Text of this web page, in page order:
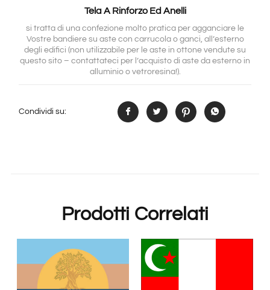
Tela A Rinforzo Ed Anelli
si tratta di una confezione molto pratica per agganciare le
Vostre bandiere su aste con carrucola o ganci, all’esterno
degli edifici (non utilizzabile per le aste in ottone vendute su
questo sito – contattateci per l’acquisto di aste da esterno in
alluminio o vetroresina!).
Condividi su:
Prodotti Correlati